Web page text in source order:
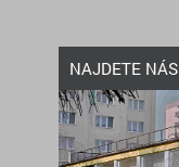
NAJDETE NÁS